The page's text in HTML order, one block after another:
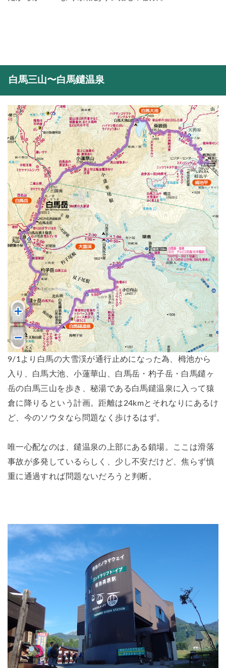
白馬三山〜白馬鑓温泉
9/1より白馬の大雪渓が通行止めになった為、栂池から
入り、白馬大池、小蓮華山、白馬岳・杓子岳・白馬鑓ヶ
岳の白馬三山を歩き、秘湯である白馬鑓温泉に入って猿
倉に降りるという計画。距離は24kmとそれなりにあるけ
ど、今のソウタなら問題なく歩けるはず。
唯一心配なのは、鑓温泉の上部にある鎖場。ここは滑落
事故が多発しているらしく、少し不安だけど、焦らず慎
重に通過すれば問題ないだろうと判断。